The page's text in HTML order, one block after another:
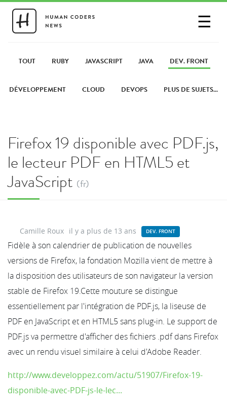
☰
PARTAGER UN LIEN
TOUT RUBY JAVASCRIPT JAVA DEV. FRONT
DÉVELOPPEMENT CLOUD DEVOPS PLUS DE SUJETS...
Firefox 19 disponible avec PDF.js,
le lecteur PDF en HTML5 et
JavaScript (fr)
Camille Roux il y a plus de 13 ans DEV. FRONT
Fidèle à son calendrier de publication de nouvelles
versions de Firefox, la fondation Mozilla vient de mettre à
la disposition des utilisateurs de son navigateur la version
stable de Firefox 19.Cette mouture se distingue
essentiellement par l'intégration de PDF.js, la liseuse de
PDF en JavaScript et en HTML5 sans plug-in. Le support de
PDF.js va permettre d'afficher des fichiers .pdf dans Firefox
avec un rendu visuel similaire à celui d'Adobe Reader.
http://www.developpez.com/actu/51907/Firefox-19-
disponible-avec-PDF-js-le-lec...